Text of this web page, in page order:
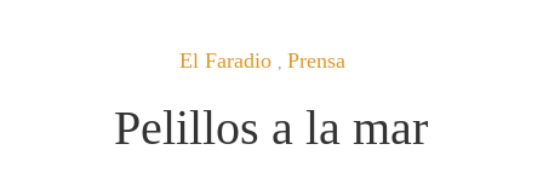
El Faradio , Prensa
Pelillos a la mar